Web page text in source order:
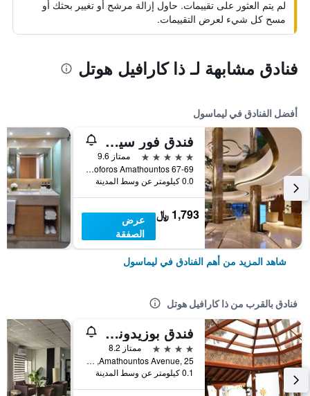
لم يتم العثور على تقييمات. حاول إزالة مرشح أو تغيير بحثك أو
مسح كل شيء لعرض التقييمات.
فنادق مشابهة لـ ذا كارافيل هوتل
أفضل الفنادق في ليماسول
فندق فور سيزونز
5 نجوم
ممتاز 9.6
Leoforos Amathountos 67-69, ليماسول, قبرص
0.0 كيلومتر عن وسط المدينة
1,793 ﷼
عرض
الصفقة
شاهد المزيد من أهم الفنادق في ليماسول
فنادق بالقرب من ذا كارافيل هوتل
فندق بوزيدونيا بيتش
4 نجوم
ممتاز 8.2
Amathountos Avenue, 25, ليماسول, قبرص
0.1 كيلومتر عن وسط المدينة